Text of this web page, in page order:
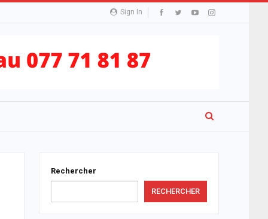
Sign In
Rechercher
RECHERCHER